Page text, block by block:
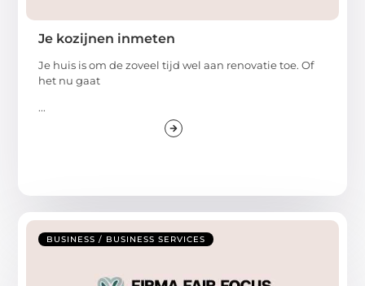
Je kozijnen inmeten
Je huis is om de zoveel tijd wel aan renovatie toe. Of
het nu gaat
...
BUSINESS / BUSINESS SERVICES